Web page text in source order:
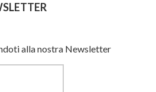
alla nostra Newsletter